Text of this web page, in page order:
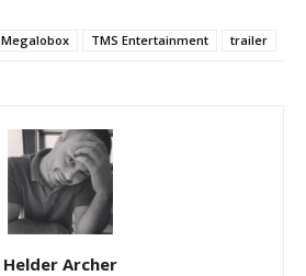
Megalobox TMS Entertainment trailer
Helder Archer